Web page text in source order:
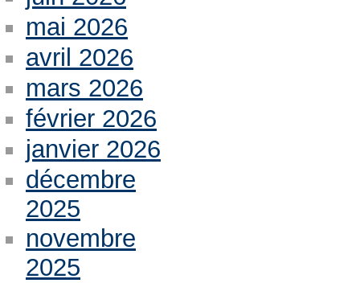
mai 2026
avril 2026
mars 2026
février 2026
janvier 2026
décembre
2025
novembre
2025